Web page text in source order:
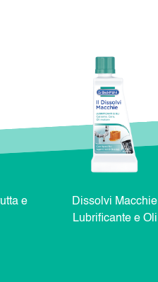
e
Dissolvi Macchie
Lubrificante e Oli